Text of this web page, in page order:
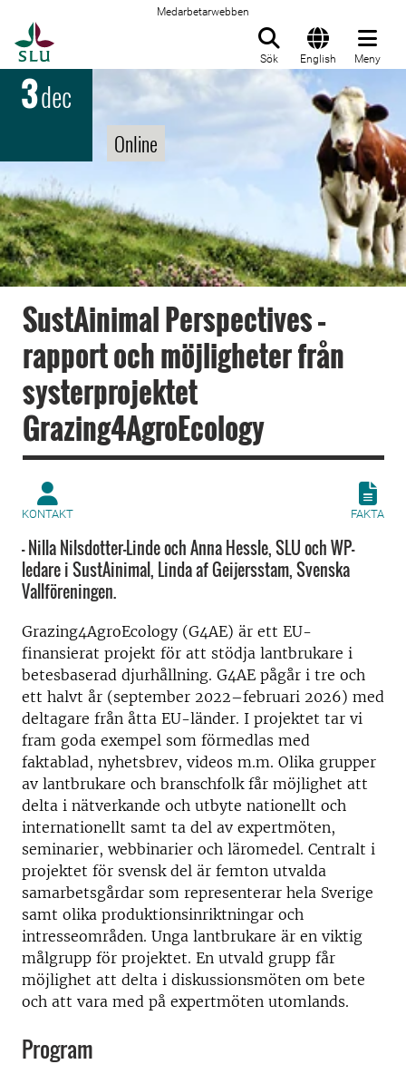
Medarbetarwebben
Sök English Meny
3dec
Online
SustAinimal Perspectives –
rapport och möjligheter från
systerprojektet
Grazing4AgroEcology
KONTAKT FAKTA
- Nilla Nilsdotter-Linde och Anna Hessle, SLU och WP-
ledare i SustAinimal, Linda af Geijersstam, Svenska
Vallföreningen.
Grazing4AgroEcology (G4AE) är ett EU-
finansierat projekt för att stödja lantbrukare i
betesbaserad djurhållning. G4AE pågår i tre och
ett halvt år (september 2022–februari 2026) med
deltagare från åtta EU-länder. I projektet tar vi
fram goda exempel som förmedlas med
faktablad, nyhetsbrev, videos m.m. Olika grupper
av lantbrukare och branschfolk får möjlighet att
delta i nätverkande och utbyte nationellt och
internationellt samt ta del av expertmöten,
seminarier, webbinarier och läromedel. Centralt i
projektet för svensk del är femton utvalda
samarbetsgårdar som representerar hela Sverige
samt olika produktionsinriktningar och
intresseområden. Unga lantbrukare är en viktig
målgrupp för projektet. En utvald grupp får
möjlighet att delta i diskussionsmöten om bete
och att vara med på expertmöten utomlands.
Program